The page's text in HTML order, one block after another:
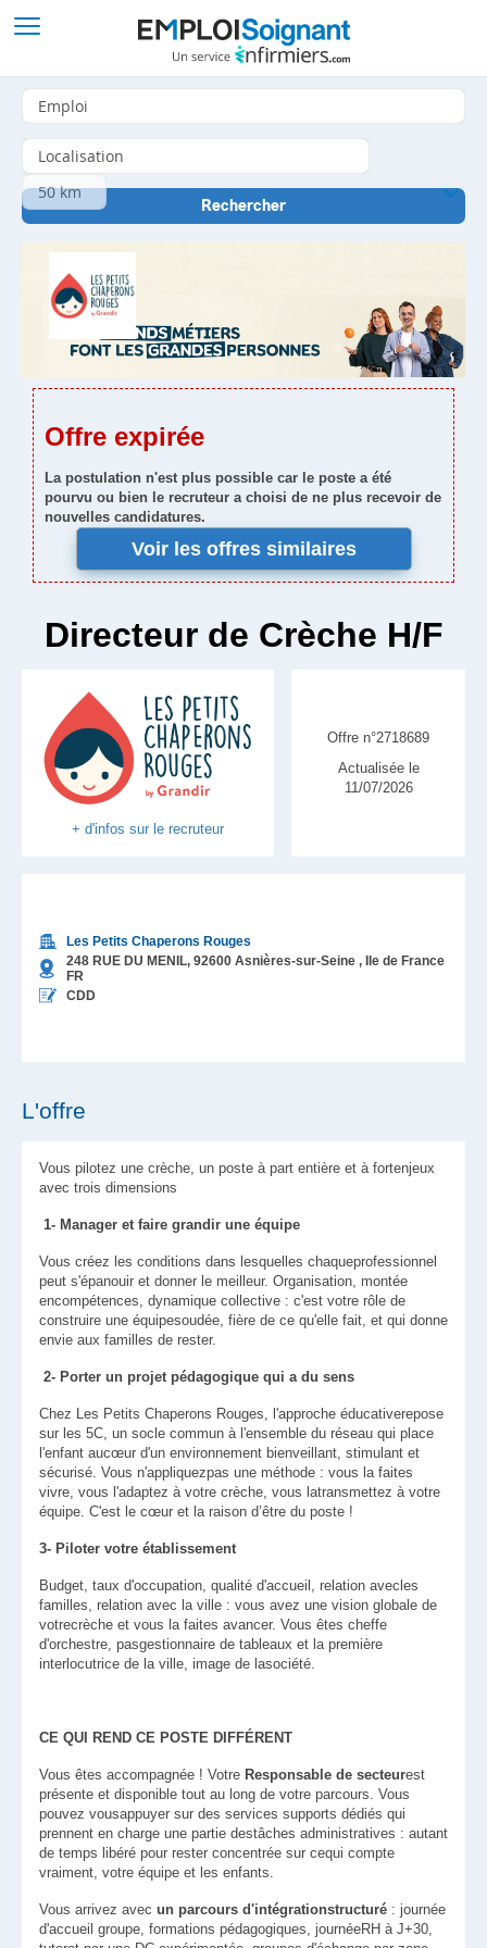
Offre expirée
La postulation n'est plus possible car le poste a été
pourvu ou bien le recruteur a choisi de ne plus recevoir de
nouvelles candidatures.
Voir les offres similaires
Directeur de Crèche H/F
+ d'infos sur le recruteur
Les Petits Chaperons Rouges
248 RUE DU MENIL, 92600 Asnières-sur-Seine , Ile de France
FR
CDD
Offre n°2718689
Actualisée le
11/07/2026
L'offre
Vous pilotez une crèche, un poste à part entière et à fortenjeux
avec trois dimensions
1- Manager et faire grandir une équipe
Vous créez les conditions dans lesquelles chaqueprofessionnel
peut s'épanouir et donner le meilleur. Organisation, montée
encompétences, dynamique collective : c'est votre rôle de
construire une équipesoudée, fière de ce qu'elle fait, et qui donne
envie aux familles de rester.
2- Porter un projet pédagogique qui a du sens
Chez Les Petits Chaperons Rouges, l'approche éducativerepose
sur les 5C, un socle commun à l'ensemble du réseau qui place
l'enfant aucœur d'un environnement bienveillant, stimulant et
sécurisé. Vous n'appliquezpas une méthode : vous la faites
vivre, vous l'adaptez à votre crèche, vous latransmettez à votre
équipe. C'est le cœur et la raison d’être du poste !
3- Piloter votre établissement
Budget, taux d'occupation, qualité d'accueil, relation avecles
familles, relation avec la ville : vous avez une vision globale de
votrecrèche et vous la faites avancer. Vous êtes cheffe
d'orchestre, pasgestionnaire de tableaux et la première
interlocutrice de la ville, image de lasociété.
CE QUI REND CE POSTE DIFFÉRENT
Vous êtes accompagnée ! Votre Responsable de secteurest
présente et disponible tout au long de votre parcours. Vous
pouvez vousappuyer sur des services supports dédiés qui
prennent en charge une partie destâches administratives : autant
de temps libéré pour rester concentrée sur cequi compte
vraiment, votre équipe et les enfants.
Vous arrivez avec un parcours d'intégrationstructuré : journée
d'accueil groupe, formations pédagogiques, journéeRH à J+30,